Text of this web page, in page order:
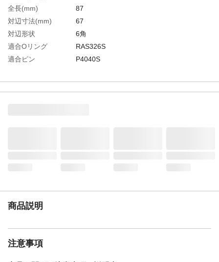
全長(mm)
87
対辺寸法(mm)
67
対辺形状
6角
適合Oリング
RAS326S
適合ピン
P4040S
重さ
1943.000G
商品説明
注意事項